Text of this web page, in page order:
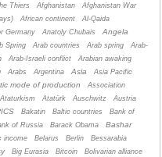
Thiers Afghanistan
Afghanistan War
African continent
Al-Qaida
Germany
Anatoly Chubais
Angela
Spring Arab countries Arab spring
Arab-
Arab-Israeli conflict
Arabian awaking
Arabs Argentina Asia
Asia Pacific
mode of production
Association
Ataturkism Atatürk Auschwitz
Austria
Bakatin Baltic countries
Bank of
of Russia Barack Obama
Bashar
income Belarus Berlin Bessarabia
Big Eurasia Bitcoin
Bolivarian alliance